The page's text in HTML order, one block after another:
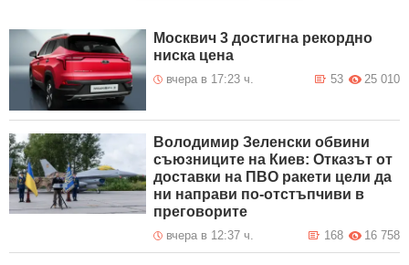
Москвич 3 достигна рекордно
ниска цена
вчера в 17:23 ч. 25 010
53
Володимир Зеленски обвини
съюзниците на Киев: Отказът от
доставки на ПВО ракети цели да
ни направи по-отстъпчиви в
преговорите
вчера в 12:37 ч. 16 758
168